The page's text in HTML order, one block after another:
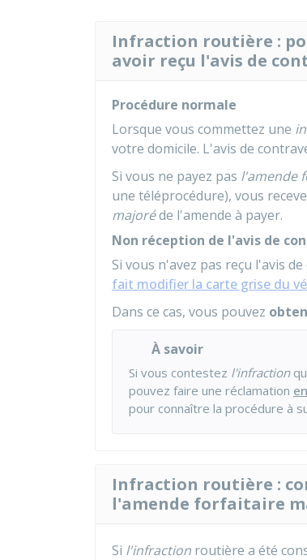
Infraction routière :
avoir reçu l'avis de
Procédure normale
Lorsque vous commettez une
votre domicile. L'avis de
Si vous ne payez pas l'amende
une téléprocédure), vous
majoréde l'amende à payer.
Non réception de l'avis de
Si vous n'avez pas reçu l'avis
fait modifier la carte grise du
Dans ce cas, vous pouvez
À savoir
Si vous contestez l'infraction
pouvez faire une réclamation
pour connaître la procédure à
Infraction routière :
l'amende forfaitaire
Si l'infraction routière a été